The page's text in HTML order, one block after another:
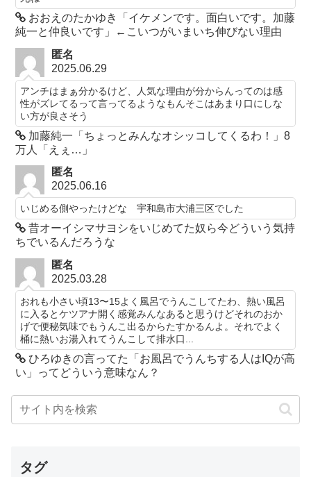
おおえのたかゆき「イケメンです。面白いです。加藤
純一と仲良いです」←こいつがいまいち伸びない理由
匿名
2025.06.29
アンチはまぁ分かるけど、人気な理由が分からんってのは感
性がズレてるって言ってるようなもんそこはあまり口にしな
い方が良さそう
加藤純一「ちょっとみんなオシッコしてくるわ！」8
万人「えぇ…」
匿名
2025.06.16
いじめる側やったけどな 宇和島市大浦三区でした
昔オーイシマサヨシをいじめてた奴ら今どういう気持
ちでいるんだろうな
匿名
2025.03.28
おれも小さい頃13〜15よく風呂でうんこしてたわ、熱い風呂
に入るとケツアナ開く感覚みんなあると思うけどそれのおか
げで便秘気味でもうんこ出るからたすかるんよ。それでよく
桶に熱いお湯入れてうんこして排水口...
ひろゆきの言ってた「お風呂でうんちする人はIQが高
い」ってどういう意味なん？
タグ